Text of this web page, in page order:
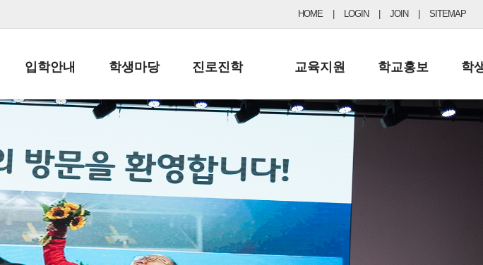
HOME LOGIN JOIN SITEMAP
입학안내
전-편입 서류양식
입학금/수업료
교복구입안내
학생마당
학생생활규정
학교신문
자율진로동아리
유초등 소식지
진로진학
공지사항 및 입시자료
드림레터
교육지원
행정실
학교운영위원회
학교건축기금
학교홍보
보도자료
학